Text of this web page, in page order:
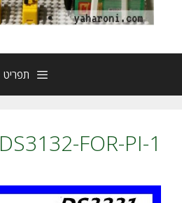
תפריט
DS3132-FOR-PI-1